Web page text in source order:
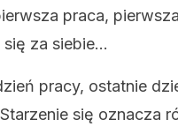
praca,
za siebie…
pracy, ostatnie
się oznacza